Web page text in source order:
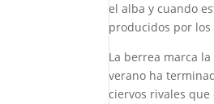
el alba y cuando
producidos por los
La berrea marca
verano ha
ciervos rivales